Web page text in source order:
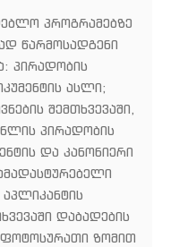
პროგრამებზე
წარმოსადგენი
პირადობის
ასლი;
შემთხვევაში,
პირადობის
და კანონიერი
დაბადების
ზომით